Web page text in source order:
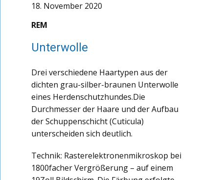
18. November 2020
REM
Unterwolle
Drei verschiedene Haartypen aus der
dichten grau-silber-braunen Unterwolle
eines Herdenschutzhundes.Die
Durchmesser der Haare und der Aufbau
der Schuppenschicht (Cuticula)
unterscheiden sich deutlich.
Technik: Rasterelektronenmikroskop bei
1800facher Vergrößerung – auf einem